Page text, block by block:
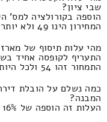
שבי ציון?
הוספה בקורולציה למס'
המחירון הינו 49 ולא יותר מ23 שקלים.
מהי עלות תיסוף של
התעריף לקופסה אחיד
התמחור זהו 54 ולכל היותר 28 שקל.
כמה נשלם על הובלת
המבנה?
העלות זה הוספה של 16% וזה מגיע עד 7%.